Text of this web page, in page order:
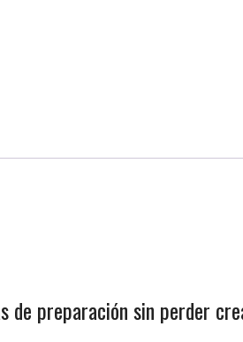
de preparación sin perder